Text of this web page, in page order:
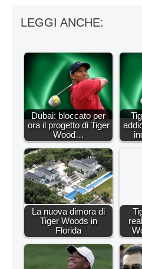
LEGGI ANCHE:
Dubai: bloccato per
ora il progetto di Tiger
Wood…
La nuova dimora di
Tiger Woods in
Florida